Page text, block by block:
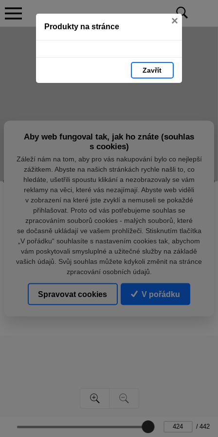
Produkty na stránce ×
Zavřít
/ 442
Aby web fungoval tak, jak ho znáte (souhlas
s cookies)
Záleží nám na tom, aby pro vás nakupování bylo co nejlepší
zážitkem. Abyste na našich stránkách rychle našli to, co
hledáte, ušetřili spoustu klikání a nezobrazovaly se vám
reklamy na věci, které vás nezajímají. Abyste web viděli
v zobrazení na které jste zvyklí a nemuseli se pokaždé
přihlašovat. Proto od vás potřebujeme souhlas se
zpracováním souborů cookies - malých souborů, které
se dočasně ukládají ve vašem prohlížeči. Stisknutím tlačítka
„V pořádku“ souhlasíte s nastavením cookies tak, abychom
vám poskytovali smysluplné a užitečné služby na základě
vašich údajů. Svůj souhlas můžete kdykoli změnit na stránce
zpracování osobních údajů.
Spravovat cookies V pořádku